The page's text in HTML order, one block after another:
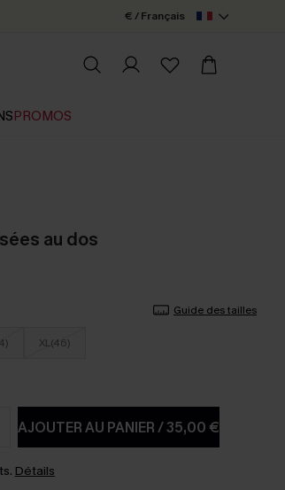
€ / Français
PROMOS
au dos
Guide des tailles
XL(46)
AJOUTER AU PANIER/35,00 €
Détails